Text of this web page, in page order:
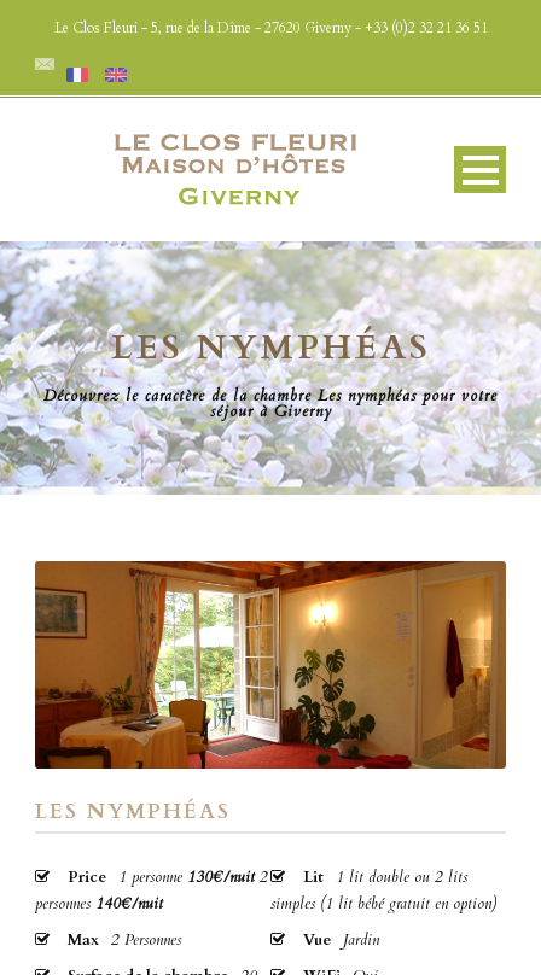
Le Clos Fleuri - 5, rue de la Dîme - 27620 Giverny - +33 (0)2 32 21 36 51
LES NYMPHÉAS
Découvrez le caractère de la chambre Les nymphéas pour votre
séjour à Giverny
LES NYMPHÉAS
Price 1 personne 130€/nuit2
personnes 140€/nuit
Lit
1 lit double ou 2 lits
simples (1 lit bébé gratuit en option)
Max 2 Personnes Vue
Jardin